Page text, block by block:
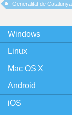
Generalitat de Catalunya
Windows
Linux
Mac OS X
Android
iOS